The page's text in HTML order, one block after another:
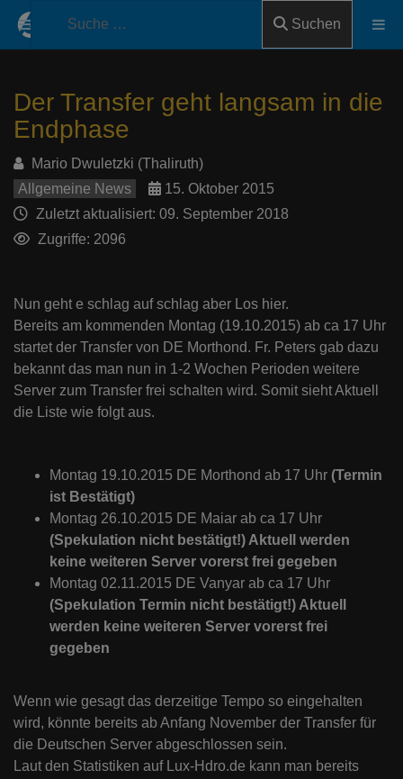
Suchen
Der Transfer geht langsam in die
Endphase
Mario Dwuletzki (Thaliruth)
Allgemeine News
15. Oktober 2015
Zuletzt aktualisiert: 09. September 2018
Zugriffe: 2096
Nun geht e schlag auf schlag aber Los hier.
Bereits am kommenden Montag (19.10.2015) ab ca 17 Uhr
startet der Transfer von DE Morthond. Fr. Peters gab dazu
bekannt das man nun in 1-2 Wochen Perioden weitere
Server zum Transfer frei schalten wird. Somit sieht Aktuell
die Liste wie folgt aus.
Montag 19.10.2015 DE Morthond ab 17 Uhr (Termin
ist Bestätigt)
Montag 26.10.2015 DE Maiar ab ca 17 Uhr
(Spekulation nicht bestätigt!) Aktuell werden
keine weiteren Server vorerst frei gegeben
Montag 02.11.2015 DE Vanyar ab ca 17 Uhr
(Spekulation Termin nicht bestätigt!) Aktuell
werden keine weiteren Server vorerst frei
gegeben
Wenn wie gesagt das derzeitige Tempo so eingehalten
wird, könnte bereits ab Anfang November der Transfer für
die Deutschen Server abgeschlossen sein.
Laut den Statistiken auf Lux-Hdro.de kann man bereits